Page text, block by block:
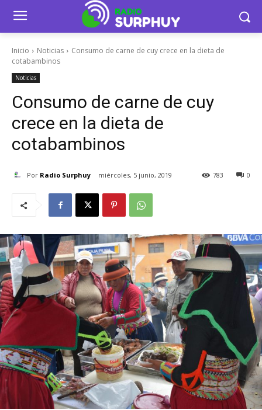
Inicio Noticias
Consumo de carne de cuy crece en la dieta de
cotabambinos
Noticias
Consumo de carne de cuy
crece en la dieta de
cotabambinos
Por Radio Surphuy miércoles, 5 junio, 2019 0
783